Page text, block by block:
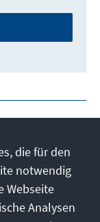
die für den
notwendig
Webseite
Analysen